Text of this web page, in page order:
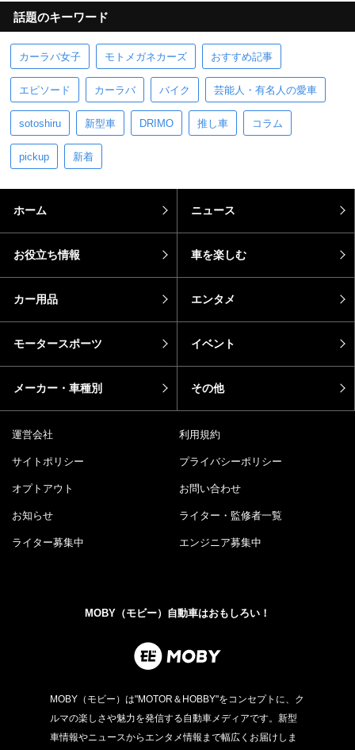
話題のキーワード
カーラバ女子 モトメガネカーズ おすすめ記事
エピソード カーラバ バイク 芸能人・有名人の愛車
sotoshiru 新型車 DRIMO 推し車 コラム
pickup 新着
ホーム ニュース
お役立ち情報 車を楽しむ
カー用品 エンタメ
モータースポーツ イベント
メーカー・車種別 その他
運営会社 利用規約
サイトポリシー プライバシーポリシー
オプトアウト お問い合わせ
お知らせ ライター・監修者一覧
ライター募集中 エンジニア募集中
MOBY（モビー）自動車はおもしろい！
MOBY（モビー）は"MOTOR＆HOBBY"をコンセプトに、ク
ルマの楽しさや魅力を発信する自動車メディアです。新型
車情報やニュースからエンタメ情報まで幅広くお届けしま